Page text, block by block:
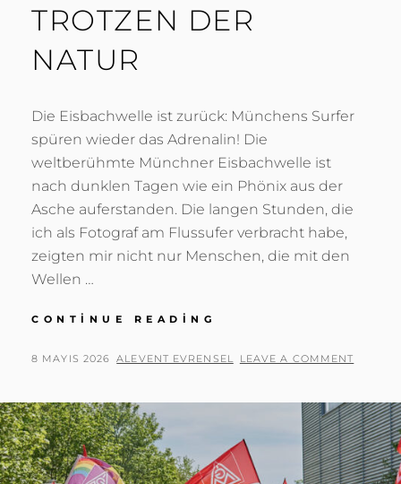
TROTZEN DER
NATUR
Die Eisbachwelle ist zurück: Münchens Surfer
spüren wieder das Adrenalin! Die
weltberühmte Münchner Eisbachwelle ist
nach dunklen Tagen wie ein Phönix aus der
Asche auferstanden. Die langen Stunden, die
ich als Fotograf am Flussufer verbracht habe,
zeigten mir nicht nur Menschen, die mit den
Wellen …
CONTINUE READING
EISBACH:
NATUR
POSTED
8 MAYIS 2026 BY
ALEVENT EVRENSEL LEAVE A COMMENT